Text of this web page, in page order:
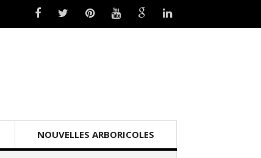
NOUVELLES ARBORICOLES